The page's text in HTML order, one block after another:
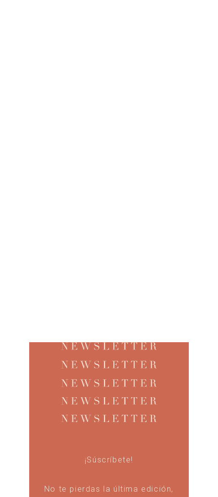
¡Súscríbete!
No te pierdas la última edición,